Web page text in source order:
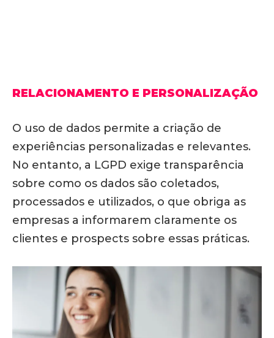
RELACIONAMENTO E PERSONALIZAÇÃO
O uso de dados permite a criação de
experiências personalizadas e relevantes.
No entanto, a LGPD exige transparência
sobre como os dados são coletados,
processados e utilizados, o que obriga as
empresas a informarem claramente os
clientes e prospects sobre essas práticas.